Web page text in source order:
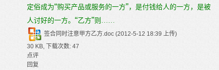
定俗成为“购买产品或服务的一方”，是付钱给人的一方，是被
人讨好的一方。 “乙方”则……
签合同时注意甲方乙方.doc (2012-5-12 18:39 上传)
30 KB, 下载次数: 47
点评
回复